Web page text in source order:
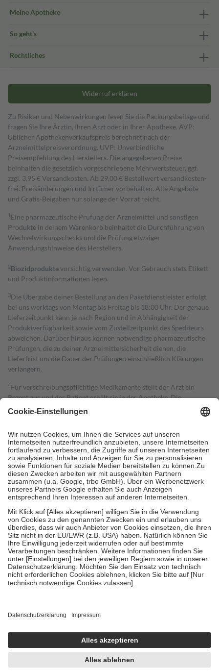
Meine Apotheke
So geht's
Rechtliches
Widerruf erklären
Zu Risiken und Nebenwirkungen lesen Sie die Packungsbeilage und
fragen Sie Ihre Ärztin, Ihren Arzt oder in Ihrer Apotheke. AVP:
Üblicher Apothekenverkaufspreis berechnet nach der
Arzneimittelpreisverordnung. UVP: Unverbindliche
Preisempfehlung des Herstellers. Die angegebenen Preise
beinhalten die gesetzlich vorgeschriebene Mehrwertsteuer, ggf.
zzgl. 3,95 € Versandkosten. Ab 29,00 € Bestell­wert versand­kosten­
frei. Preisänderungen und Irrtümer vorbehalten. Alle Angebote
und Gratis-Beigaben nur solange der Vorrat reicht.
1 Eine pharmazeutische Prüfung der Arzneimittel und sonstigen
Produkte in deinem Warenkorb beinhaltet die Durchführung von
Wechselwirkungschecks und die Prüfung etwaiger
Anwendungshinweise des Herstellers.
2Biozidproduktevorsichtig verwenden. Vor Gebrauch stets Etikett
und Produktinformationen lesen.
3Die Übergabe deiner Bestellung an den Paketdienstleister erfolgt
bei uns werktags von Montag bis Freitag bis 18:00 Uhr. Der genaue
Lieferzeitpunkt kann je nach Region und in Abhängigkeit der
Produktverfügbarkeit sowie vom Zustellzeitpunkt des Spediteurs
abweichen. Darüber hinaus können notwendige pharmazeutische
Prüfungen, die zu deiner Arzneimittelsicherheit dienen, die
Lieferfrist um die Dauer der Prüfungen einschließlich Klärungen
verlängern.
4Für verschreibungspflichtige Medikamente stellt der Arzt ein
Rezept aus und der Patient erhält sie in der Apotheke. Die
gesetzliche Krankenversicherung übernimmt in der Regel die
Kosten dafür, der Versicherte trägt einen Teil davon als Zuzahlung
Grundsätzlich leisten Mitglieder Zuzahlungen in Höhe von zehn
Prozent des Abgabepreises,mindestens jedochfünf Euround
höchstens zehn Euro.Es sind jedoch nie mehr als die tatsächlichen
Kosten der Leistung zu entrichten.
Diese Regeln gelten grundsätzlich auch für Online-Apotheken.
Bei Heilmitteln und häuslicher Krankenpflege beträgt die
Zuzahlung zehn Prozent der Kosten sowie zehn Euro je
Verordnung.
Um das Engagement der Versicherten für ihre eigene Gesundheit zu
stärken und die besondere Stellung der Familie zu unterstützen,
fallenkeine Zuzahlungenan bei:
• Kindern und Jugendlichen bis zum vollendeten 18. Lebensjahr
mit Ausnahme der Fahrkosten
• Untersuchungen zur Vorsorge und Früherkennung, die von der
GKV getragen werden
Einholung von Bewertungen. Trusted Shops hat Maßnahmen
getroffen, um sicherzustellen, dass es sich um echte Bewertungen
handelt. Mehr Informationen findest du hier:
https://help.etrusted.com/hc/de/articles/4419944605341